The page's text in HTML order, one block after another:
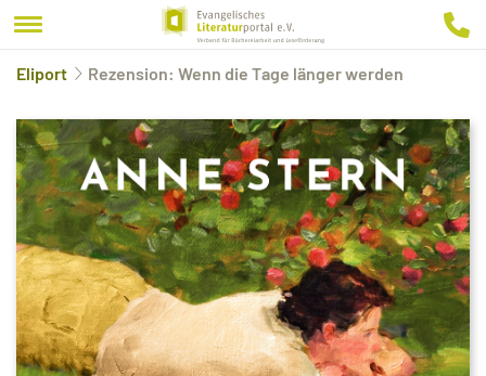
Eliport Rezension: Wenn die Tage länger werden